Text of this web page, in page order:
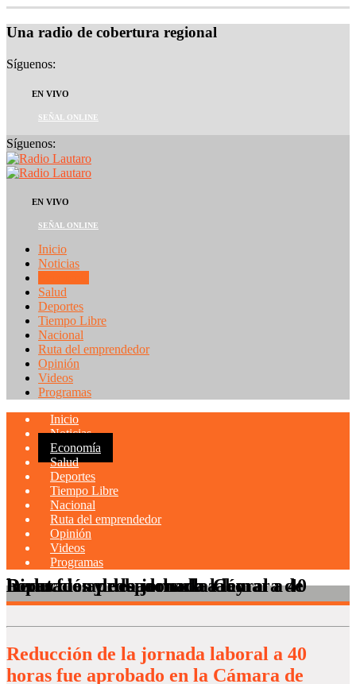
Una radio de cobertura regional
Síguenos:
EN VIVO
SEÑAL ONLINE
Síguenos:
EN VIVO
SEÑAL ONLINE
Inicio
Noticias
Salud
Deportes
Tiempo Libre
Nacional
Ruta del emprendedor
Opinión
Videos
Programas
Inicio
Noticias
Economía
Salud
Deportes
Tiempo Libre
Nacional
Ruta del emprendedor
Opinión
Videos
Programas
Reducción de la jornada laboral a 40 horas fue aprobado en la Cámara de Diputados y despachado a ley
Reducción de la jornada laboral a 40
horas fue aprobado en la Cámara de